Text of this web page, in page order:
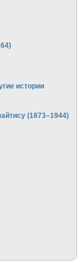
истории
(1873–1944)